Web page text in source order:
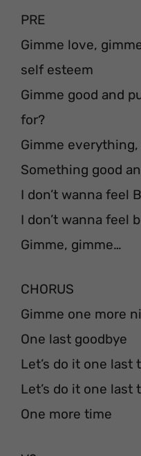
PRE
Gimme love,
self esteem
Gimme good and
for?
Gimme
Something good
I don’t wanna feel
I don’t wanna feel
Gimme, gimme…
CHORUS
Gimme one more
One last goodbye
Let’s do it one last
Let’s do it one last
One more time